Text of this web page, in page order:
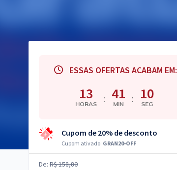
ESSAS OFERTAS ACABAM EM:
13
HORAS : 41
MIN : 08
SEG
Cupom de 20% de desconto
Cupom ativado: GRAN20-OFF
De: R$ 158,80